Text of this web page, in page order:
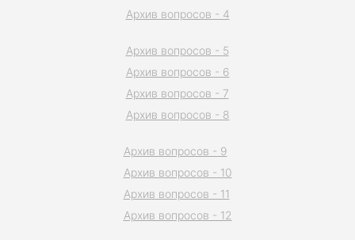
Архив вопросов - 4
Архив вопросов - 5
Архив вопросов - 6
Архив вопросов - 7
Архив вопросов - 8
Архив вопросов - 9
Архив вопросов - 10
Архив вопросов - 11
Архив вопросов - 12